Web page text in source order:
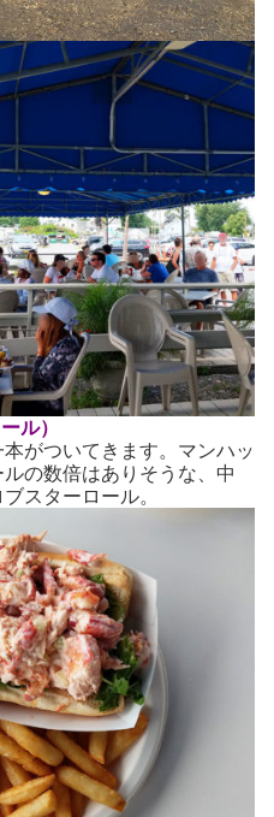
ル）
がついてきます。マンハッ
の数倍はありそうな、中
スターロール。